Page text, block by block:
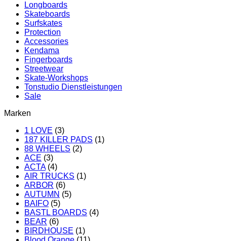
Longboards
Skateboards
Surfskates
Protection
Accessories
Kendama
Fingerboards
Streetwear
Skate-Workshops
Tonstudio Dienstleistungen
Sale
Marken
1 LOVE (3)
187 KILLER PADS (1)
88 WHEELS (2)
ACE (3)
ACTA (4)
AIR TRUCKS (1)
ARBOR (6)
AUTUMN (5)
BAIFO (5)
BASTL BOARDS (4)
BEAR (6)
BIRDHOUSE (1)